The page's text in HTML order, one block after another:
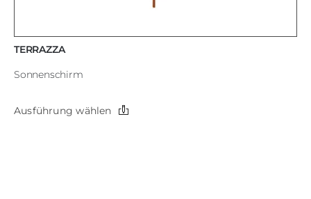
TERRAZZA
Sonnenschirm
Ausführung wählen
Dieses